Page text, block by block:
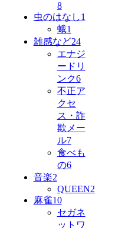
8
虫のはなし1
蛾1
雑感など24
エナジ
ードリ
ンク6
不正ア
クセ
ス・詐
欺メー
ル7
食べも
の6
音楽2
QUEEN2
麻雀10
セガネ
ットワ